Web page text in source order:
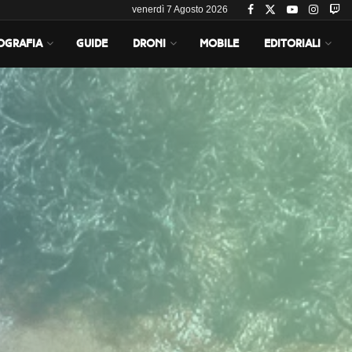
venerdì 7 Agosto 2026
GUIDE DRONI MOBILE EDITORIALI